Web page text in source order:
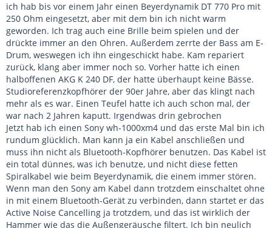
ich hab bis vor einem Jahr einen Beyerdynamik DT 770 Pro mit
250 Ohm eingesetzt, aber mit dem bin ich nicht warm
geworden. Ich trag auch eine Brille beim spielen und der
drückte immer an den Ohren. Außerdem zerrte der Bass am E-
Drum, weswegen ich ihn eingeschickt habe. Kam repariert
zurück, klang aber immer noch so. Vorher hatte ich einen
halboffenen AKG K 240 DF, der hatte überhaupt keine Bässe.
Studioreferenzkopfhörer der 90er Jahre, aber das klingt nach
mehr als es war. Einen Teufel hatte ich auch schon mal, der
war nach 2 Jahren kaputt. Irgendwas drin gebrochen
Jetzt hab ich einen Sony wh-1000xm4 und das erste Mal bin ich
rundum glücklich. Man kann ja ein Kabel anschließen und
muss ihn nicht als Bluetooth-Kopfhörer benutzen. Das Kabel ist
ein total dünnes, was ich benutze, und nicht diese fetten
Spiralkabel wie beim Beyerdynamik, die einem immer stören.
Wenn man den Sony am Kabel dann trotzdem einschaltet ohne
in mit einem Bluetooth-Gerät zu verbinden, dann startet er das
Active Noise Cancelling ja trotzdem, und das ist wirklich der
Hammer wie das die Außengeräusche filtert. Ich bin neulich